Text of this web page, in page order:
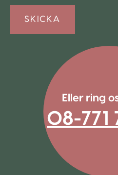
Eller ring
08-771